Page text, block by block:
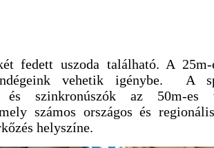
fedett uszoda található. A 25m-
vehetik igénybe. A
és szinkronúszók az 50m-es
számos országos és
helyszíne.